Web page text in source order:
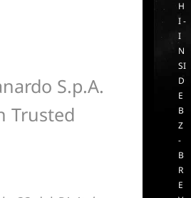
S.p.A.
Trusted
H
I -
I
N
SI
D
E
B
Z
-
B
R
E